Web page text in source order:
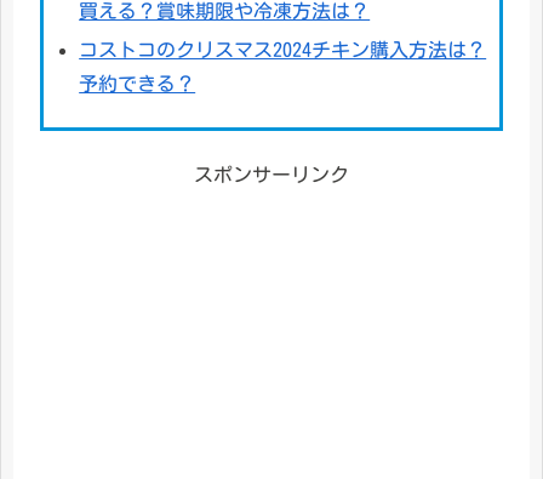
買える？賞味期限や冷凍方法は？
コストコのクリスマス2024チキン購入方法は？
予約できる？
スポンサーリンク